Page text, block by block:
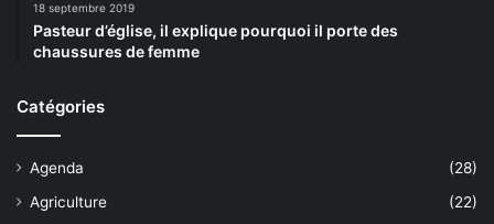
18 septembre 2019
Pasteur d’église, il explique pourquoi il porte des
chaussures de femme
Catégories
Agenda
(28)
Agriculture
(22)